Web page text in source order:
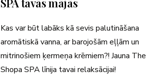
SPA tavās mājās
Kas var būt labāks kā sevis palutināšana
aromātiskā vanna, ar barojošām eļļām un
mitrinošiem ķermeņa krēmiem?! Jauna
Shopa SPA līnija tavai relaksācijai!